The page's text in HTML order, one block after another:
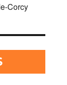
Corcy